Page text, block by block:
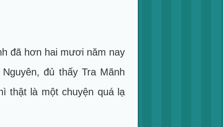
đã hơn hai mươi năm nay
đủ thấy Tra Mãnh
thật là một chuyện quá lạ